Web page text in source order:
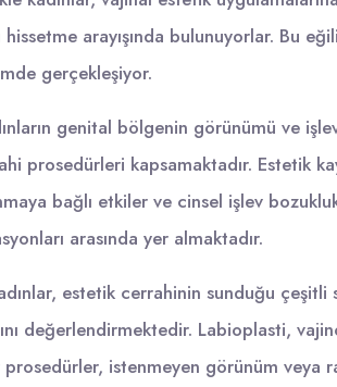
arayışında bulunuyorlar. Bu
gerçekleşiyor.
genital bölgenin görünümü ve
prosedürleri kapsamaktadır. Estetik
bağlı etkiler ve cinsel işlev
arasında yer almaktadır.
estetik cerrahinin sunduğu
değerlendirmektedir. Labioplasti,
istenmeyen görünüm veya